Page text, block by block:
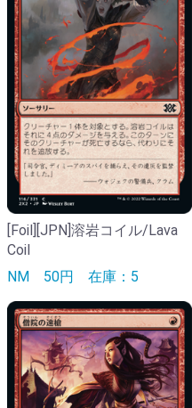
[Foil][JPN]溶岩コイル/Lava
Coil
NM 50円 在庫：5